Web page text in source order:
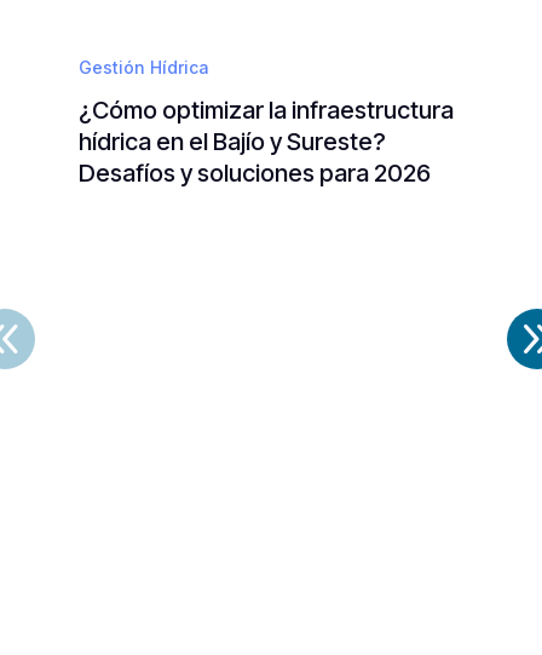
Gestión Hídrica
¿Cómo optimizar la infraestructura
hídrica en el Bajío y Sureste?
Desafíos y soluciones para 2026